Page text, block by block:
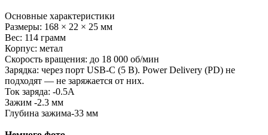
Основные характеристики
Размеры: 168 × 22 × 25 мм
Вес: 114 грамм
Корпус: метал
Скорость вращения: до 18 000 об/мин
Зарядка: через порт USB-C (5 В). Power Delivery (PD) не
подходят — не заряжается от них.
Ток заряда: -0.5А
Зажим -2.3 мм
Глубина зажима-33 мм